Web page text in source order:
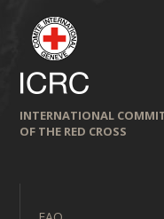
INTERNATIONAL
OF THE RED CROSS